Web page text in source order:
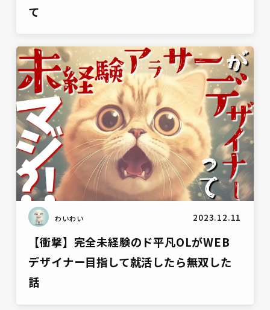
て
雑談
わいわい 2023.12.11
【衝撃】完全未経験のド平凡OLがWEB
デザイナー目指して就活したら無双した
話